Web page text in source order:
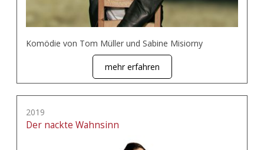
Komödie von Tom Müller und Sabine Misiorny
mehr erfahren
2019
Der nackte Wahnsinn